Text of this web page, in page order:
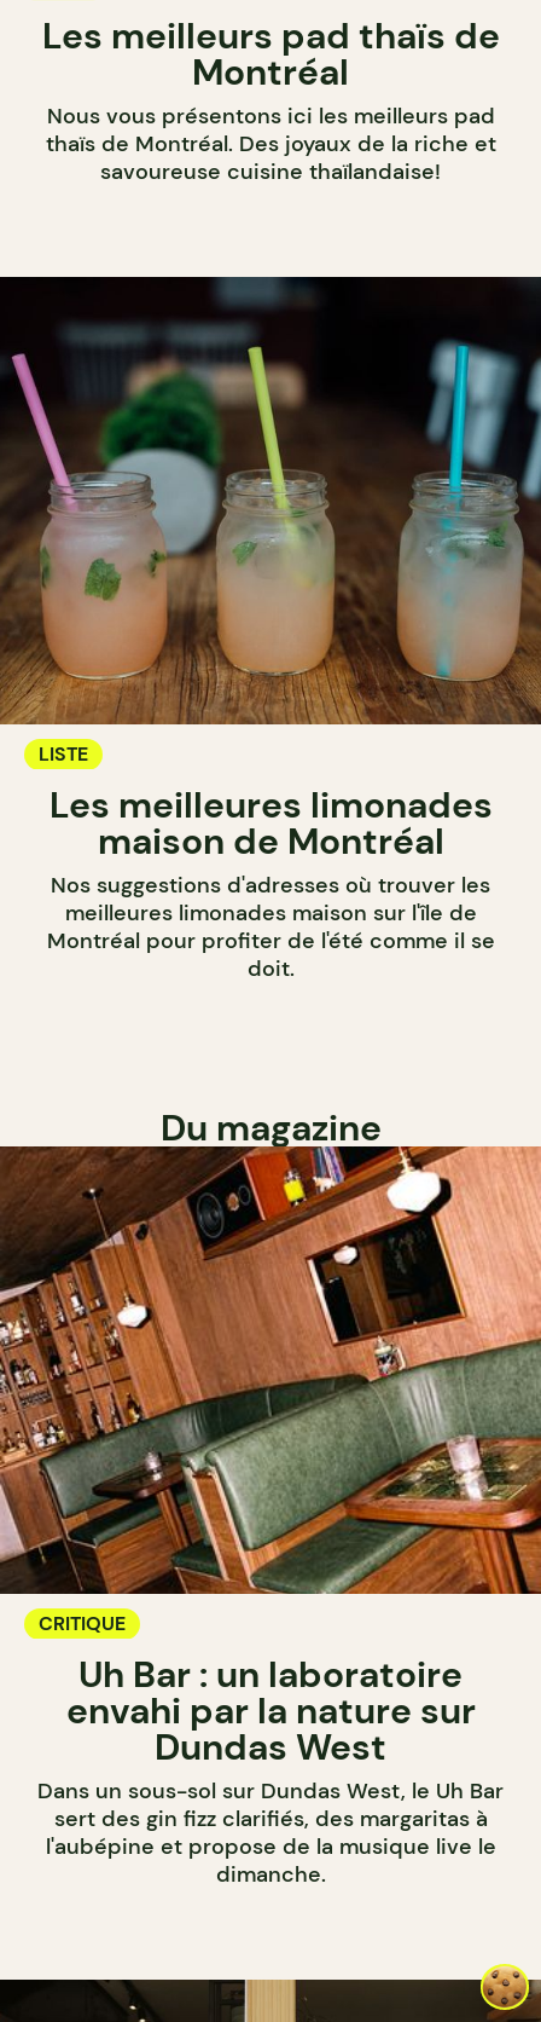
Les meilleurs pad thaïs de
Montréal
Nous vous présentons ici les meilleurs pad
thaïs de Montréal. Des joyaux de la riche et
savoureuse cuisine thaïlandaise!
LISTE
Les meilleures limonades
maison de Montréal
Nos suggestions d'adresses où trouver les
meilleures limonades maison sur l'île de
Montréal pour profiter de l'été comme il se
doit.
Du magazine
CRITIQUE
Uh Bar : un laboratoire
envahi par la nature sur
Dundas West
Dans un sous-sol sur Dundas West, le Uh Bar
sert des gin fizz clarifiés, des margaritas à
l'aubépine et propose de la musique live le
dimanche.